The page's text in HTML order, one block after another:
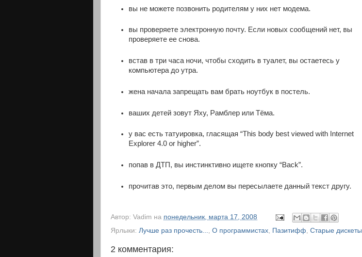
вы не можете позвонить родителям у них нет модема.
вы проверяете электронную почту. Если новых сообщений нет, вы
проверяете ее снова.
встав в три часа ночи, чтобы сходить в туалет, вы остаетесь у
компьютера до утра.
жена начала запрещать вам брать ноутбук в постель.
ваших детей зовут Яху, Рамблер или Тёма.
у вас есть татуировка, гласящая “This body best viewed with Internet
Explorer 4.0 or higher”.
попав в ДТП, вы инстинктивно ищете кнопку “Back”.
прочитав это, первым делом вы пересылаете данный текст другу.
Автор: Vadim на понедельник, марта 17, 2008
Ярлыки: Лучше раз прочесть... О программистах Пазитифф Старые дискеты
2 комментария: